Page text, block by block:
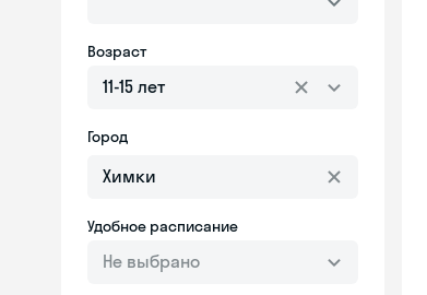
Возраст
11-15 лет
Город
Удобное расписание
Не выбрано